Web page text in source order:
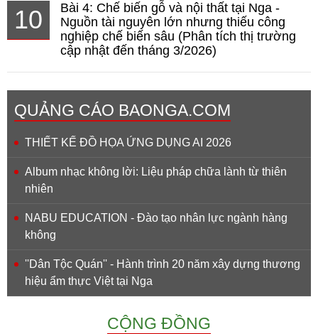
10
Bài 4: Chế biến gỗ và nội thất tại Nga -
Nguồn tài nguyên lớn nhưng thiếu công
nghiệp chế biến sâu (Phân tích thị trường
cập nhật đến tháng 3/2026)
QUẢNG CÁO BAONGA.COM
THIẾT KẾ ĐỒ HỌA ỨNG DỤNG AI 2026
Album nhạc không lời: Liệu pháp chữa lành từ thiên
nhiên
NABU EDUCATION - Đào tạo nhân lực ngành hàng
không
''Dân Tộc Quán'' - Hành trình 20 năm xây dựng thương
hiệu ẩm thực Việt tại Nga
CỘNG ĐỒNG